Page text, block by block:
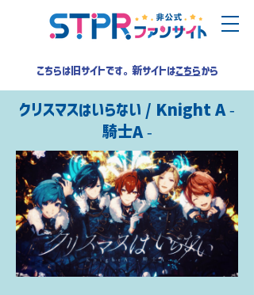
こちらは旧サイトです。新サイトはこちらから
クリスマスはいらない / Knight A -
騎士A -